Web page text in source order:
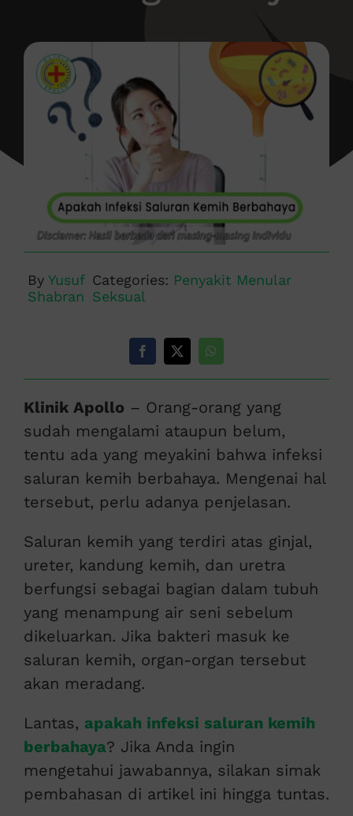
By Yusuf
Shabran
Categories: Penyakit Menular
Seksual
Klinik Apollo – Orang-orang yang
sudah mengalami ataupun belum,
tentu ada yang meyakini bahwa infeksi
saluran kemih berbahaya. Mengenai hal
tersebut, perlu adanya penjelasan.
Saluran kemih yang terdiri atas ginjal,
ureter, kandung kemih, dan uretra
berfungsi sebagai bagian dalam tubuh
yang menampung air seni sebelum
dikeluarkan. Jika bakteri masuk ke
saluran kemih, organ-organ tersebut
akan meradang.
Lantas, apakah infeksi saluran kemih
berbahaya? Jika Anda ingin
mengetahui jawabannya, silakan simak
pembahasan di artikel ini hingga tuntas.